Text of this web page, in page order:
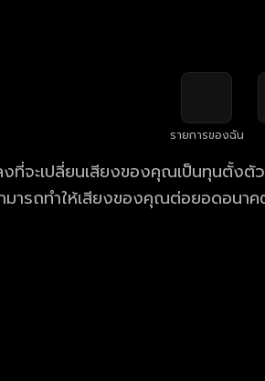
รายการของฉัน
จะเปลี่ยนเสียงของคุณเป็นทุนตั้งตั
มารถทำให้เสียงของคุณต่อยอดอนา